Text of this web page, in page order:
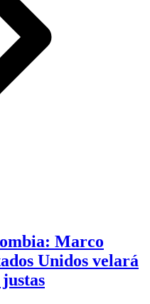
Marco
Unidos velará